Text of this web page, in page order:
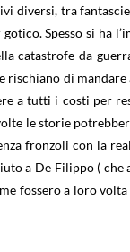
diversi, tra
Spesso si ha
catastrofe da
di
a tutti i costi per
le storie
fronzoli con la
a De Filippo (
fossero a loro